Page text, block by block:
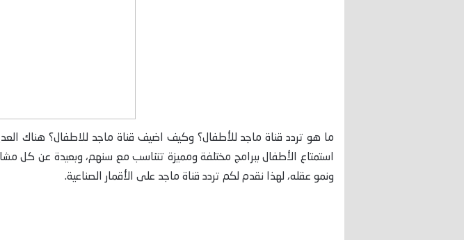
ما هو تردد قناة ماجد للأطفال؟ وكيف اضيف قناة ماجد للاطفال؟ هناك
استمتاع الأطفال ببرامج مختلفة ومميزة تتناسب مع سنهم، وبعيدة عن كل
ونمو عقله، لهذا نقدم لكم تردد قناة ماجد على الأقمار الصناعية.